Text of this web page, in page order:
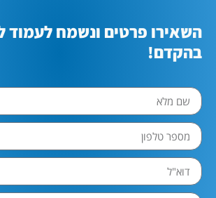
השאירו פרטים ונשמח לעמוד
בהקדם!